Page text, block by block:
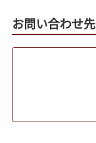
お問い合わせ先